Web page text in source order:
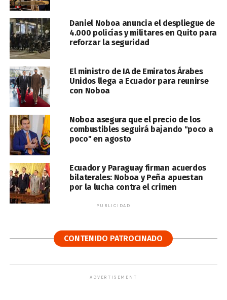
Daniel Noboa anuncia el despliegue de
4.000 policías y militares en Quito para
reforzar la seguridad
El ministro de IA de Emiratos Árabes
Unidos llega a Ecuador para reunirse
con Noboa
Noboa asegura que el precio de los
combustibles seguirá bajando "poco a
poco" en agosto
Ecuador y Paraguay firman acuerdos
bilaterales: Noboa y Peña apuestan
por la lucha contra el crimen
PUBLICIDAD
CONTENIDO PATROCINADO
ADVERTISEMENT